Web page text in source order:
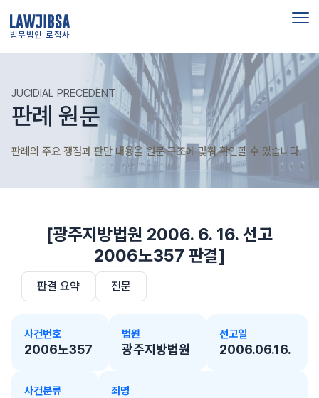
법무법인 로집사
JUCIDIAL PRECEDENT
판례 원문
판례의 주요 쟁점과 판단 내용을 원문 구조에 맞춰 확인할 수 있습니다.
[광주지방법원 2006. 6. 16. 선고
2006노357 판결]
판결 요약 전문
사건번호
2006노357
법원
광주지방법원
선고일
2006.06.16.
사건분류 죄명